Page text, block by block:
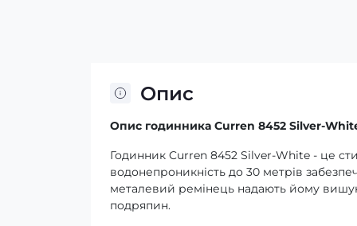
Опис
Опис годинника Curren 8452 Silver-
Годинник Curren 8452 Silver-White - це
водонепроникність до 30 метрів
металевий ремінець надають йому
подряпин.